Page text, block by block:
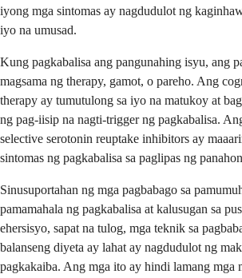
iyong mga sintomas ay nagdudulot ng
iyo na umusad.
Kung pagkabalisa ang pangunahing isyu, ang
magsama ng therapy, gamot, o pareho. Ang
therapy ay tumutulong sa iyo na matukoy at
ng pag-iisip na nagti-trigger ng pagkabalisa.
selective serotonin reuptake inhibitors ay
sintomas ng pagkabalisa sa paglipas ng
Sinusuportahan ng mga pagbabago sa
pamamahala ng pagkabalisa at kalusugan sa
ehersisyo, sapat na tulog, mga teknik sa
balanseng diyeta ay lahat ay nagdudulot ng
pagkakaiba. Ang mga ito ay hindi lamang mga